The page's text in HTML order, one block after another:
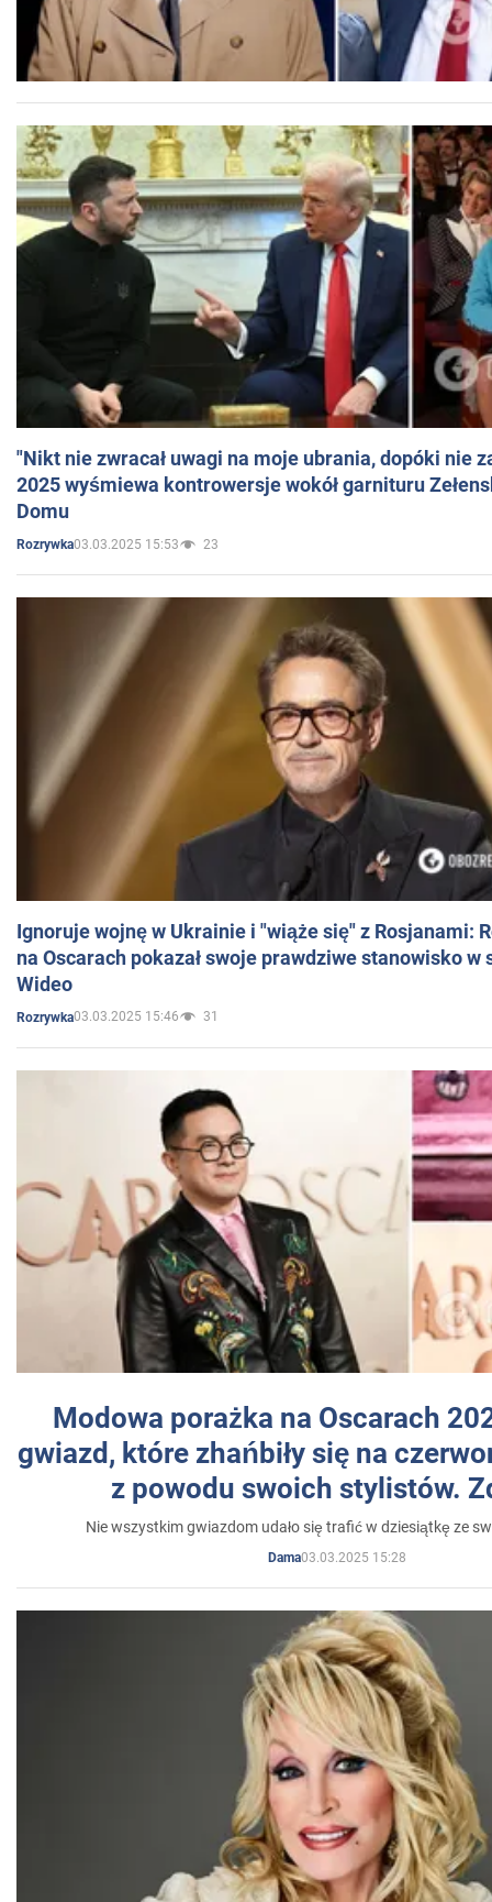
"Nikt nie zwracał uwagi na moje ubrania, dopóki nie
2025 wyśmiewa kontrowersje wokół garnituru
Domu
Rozrywka03.03.2025 15:53 23
Ignoruje wojnę w Ukrainie i "wiąże się" z Rosjanami:
na Oscarach pokazał swoje prawdziwe stanowisko w
Wideo
Rozrywka03.03.2025 15:46 31
Modowa porażka na Oscarach
gwiazd, które zhańbiły się na
z powodu swoich stylistów.
Nie wszystkim gwiazdom udało się trafić w dziesiątkę ze
Dama03.03.2025 15:28